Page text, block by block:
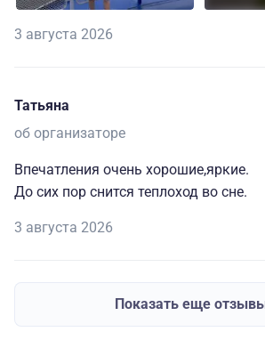
3 августа 2026
Татьяна
об организаторе
Впечатления очень хорошие,яркие.
До сих пор снится теплоход во сне.
3 августа 2026
Показать еще